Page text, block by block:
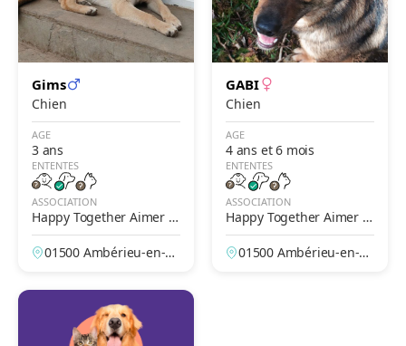
Gims
Chien
AGE
3 ans
ENTENTES
ASSOCIATION
Happy Together Aimer A
gir Adopter
01500 Ambérieu-en-B
GABI
Chien
AGE
4 ans et 6 mois
ENTENTES
ASSOCIATION
Happy Together Aimer A
gir Adopter
01500 Ambérieu-en-B